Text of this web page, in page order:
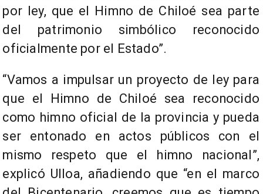
por ley, que el Himno de Chiloé sea parte
del patrimonio simbólico reconocido
oficialmente por el Estado”.
“Vamos a impulsar un proyecto de ley para
que el Himno de Chiloé sea reconocido
como himno oficial de la provincia y pueda
ser entonado en actos públicos con el
mismo respeto que el himno nacional”,
explicó Ulloa, añadiendo que “en el marco